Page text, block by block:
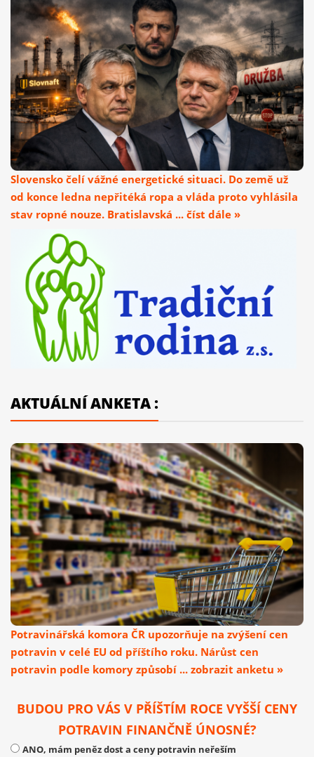
Slovensko čelí vážné energetické situaci. Do země už
od konce ledna nepřitéká ropa a vláda proto vyhlásila
stav ropné nouze. Bratislavská ... číst dále »
AKTUÁLNÍ ANKETA :
Potravinářská komora ČR upozorňuje na zvýšení cen
potravin v celé EU od příštího roku. Nárůst cen
potravin podle komory způsobí ... zobrazit anketu »
BUDOU PRO VÁS V PŘÍŠTÍM ROCE VYŠŠÍ CENY
POTRAVIN FINANČNĚ ÚNOSNÉ?
ANO, mám peněz dost a ceny potravin neřeším